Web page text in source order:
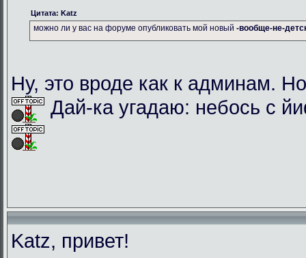
Цитата: Katz
можно ли у вас на форуме опубликовать мой новый -вообще-не-
Ну, это вроде как к админам.
Дай-ка угадаю: небось с
Katz, привет!